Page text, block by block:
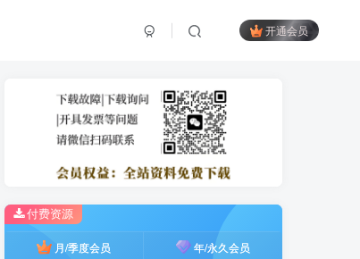
开通会员
付费资源
月/季度会员 年/永久会员